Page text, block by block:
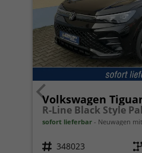
Volkswagen
sofort lieferbar Neuwagen
Fahrzeugnr. 348023 Getriebe